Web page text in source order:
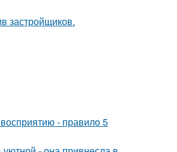
застройщиков.
- правило 5